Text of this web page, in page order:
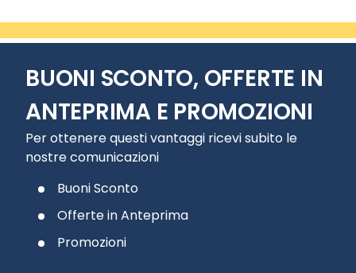
BUONI SCONTO, OFFERTE IN
ANTEPRIMA E PROMOZIONI
Per ottenere questi vantaggi ricevi subito le
nostre comunicazioni
Buoni Sconto
Offerte in Anteprima
Promozioni